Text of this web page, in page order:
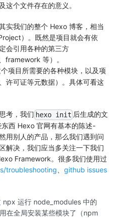
这个文件存在的意义。
实我们的整个 Hexo 博客，相当
）。既然是项目就会有依
会引用各种的第三方
framework 等）。
项目所需要的各种模块，以及项
许可证等元数据）。具体可看这
考，我们 hexo init 后生成的文
西 Hexo 官网有基本的陈述-
用别人的产品，那么我们遇到问
解决，我们应当多关注一下我们
Framework。很多我们使用过
troubleshooting
github issues
npx 运行 node_modules 中的
在全局安装某些模块了（npm